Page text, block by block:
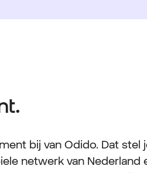
bij van Odido. Dat stel
netwerk van Nederland